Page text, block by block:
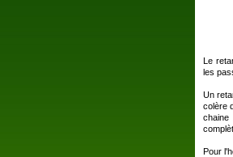
Le
les
Un
colère
Pour